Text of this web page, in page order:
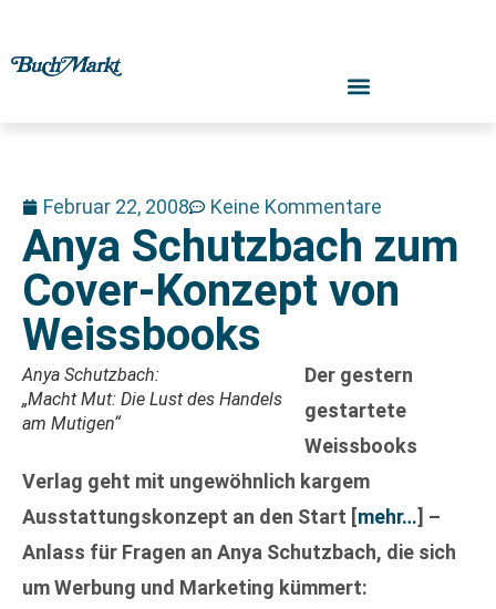
Februar 22, 2008 Keine Kommentare
Anya Schutzbach zum
Cover-Konzept von
Weissbooks
Anya Schutzbach:
„Macht Mut: Die Lust des Handels
am Mutigen“
Der gestern
gestartete
Weissbooks
Verlag geht mit ungewöhnlich kargem
Ausstattungskonzept an den Start [mehr…] –
Anlass für Fragen an Anya Schutzbach, die sich
um Werbung und Marketing kümmert: